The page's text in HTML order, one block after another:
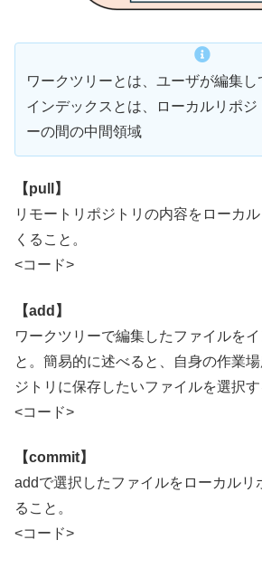
ワークツリーとは、ユーザが編集
インデックスとは、ローカルリポジ
ーの間の中間領域
【pull】
リモートリポジトリの内容をローカ
くること。
<コード>
【add】
ワークツリーで編集したファイルを
と。簡易的に述べると、自身の作業
ジトリに保存したいファイルを選択す
<コード>
【commit】
addで選択したファイルをローカルリ
ること。
<コード>